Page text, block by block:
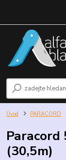
Úvod PARACORD
(30,5m)